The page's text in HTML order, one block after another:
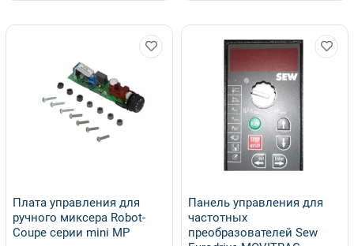
Плата управления для
ручного миксера Robot-
Coupe серии mini MP
Панель управления для
частотных
преобразователей Sew